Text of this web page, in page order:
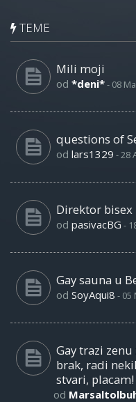
TEME
Mili moji
od *deni*- 08
questions of
od lars1329 -28
Direktor bisex
od pasivacBG -
Gay sauna u
od SoyAqui8 - 05
Gay trazi
brak, radi
stvari, placam!
od